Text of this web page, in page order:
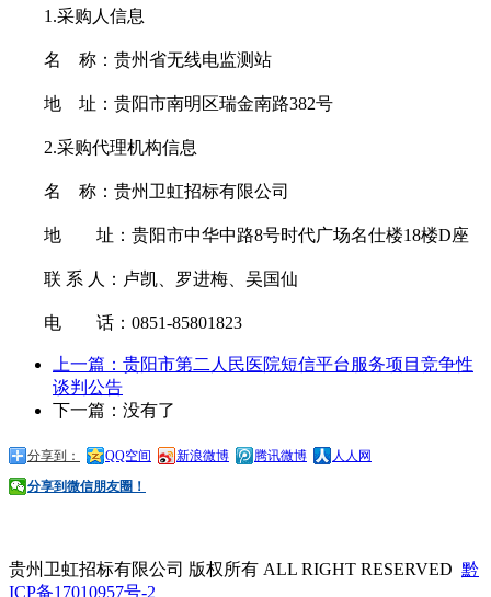
1.采购人信息
名 称：贵州省无线电监测站
地 址：贵阳市南明区瑞金南路382号
2.采购代理机构信息
名 称：贵州卫虹招标有限公司
地 址：贵阳市中华中路8号时代广场名仕楼18楼D座
联 系 人： 卢凯、罗进梅、吴国仙
电 话： 0851-85801823
上一篇：贵阳市第二人民医院短信平台服务项目竞争性
谈判公告
下一篇：没有了
分享到： QQ空间 新浪微博 腾讯微博
人人网
分享到微信朋友圈！
贵州卫虹招标有限公司 版权所有 ALL RIGHT RESERVED 黔
ICP备17010957号-2